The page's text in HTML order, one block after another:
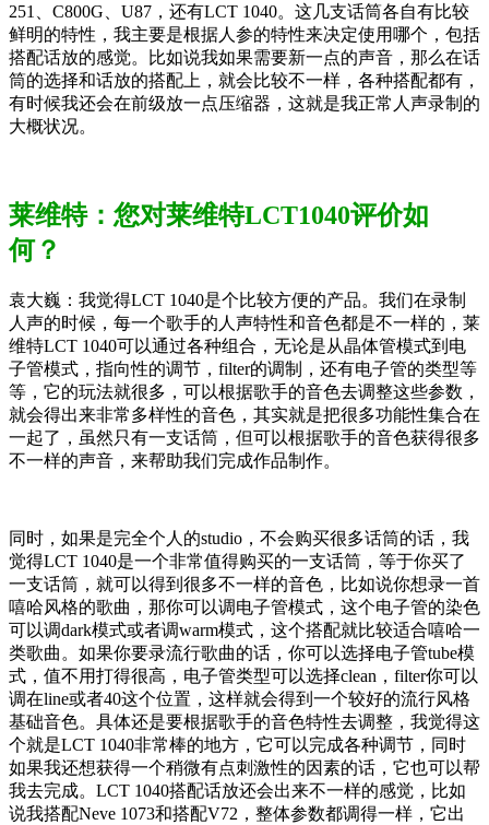
251、C800G、U87，还有LCT 1040。这几支话筒各自有比较
鲜明的特性，我主要是根据人参的特性来决定使用哪个，包括
搭配话放的感觉。比如说我如果需要新一点的声音，那么在话
筒的选择和话放的搭配上，就会比较不一样，各种搭配都有，
有时候我还会在前级放一点压缩器，这就是我正常人声录制的
大概状况。
莱维特：您对莱维特LCT1040评价如
何？
袁大巍：我觉得LCT 1040是个比较方便的产品。我们在录制
人声的时候，每一个歌手的人声特性和音色都是不一样的，莱
维特LCT 1040可以通过各种组合，无论是从晶体管模式到电
子管模式，指向性的调节，filter的调制，还有电子管的类型等
等，它的玩法就很多，可以根据歌手的音色去调整这些参数，
就会得出来非常多样性的音色，其实就是把很多功能性集合在
一起了，虽然只有一支话筒，但可以根据歌手的音色获得很多
不一样的声音，来帮助我们完成作品制作。
同时，如果是完全个人的studio，不会购买很多话筒的话，我
觉得LCT 1040是一个非常值得购买的一支话筒，等于你买了
一支话筒，就可以得到很多不一样的音色，比如说你想录一首
嘻哈风格的歌曲，那你可以调电子管模式，这个电子管的染色
可以调dark模式或者调warm模式，这个搭配就比较适合嘻哈一
类歌曲。如果你要录流行歌曲的话，你可以选择电子管tube模
式，值不用打得很高，电子管类型可以选择clean，filter你可以
调在line或者40这个位置，这样就会得到一个较好的流行风格
基础音色。具体还是要根据歌手的音色特性去调整，我觉得这
个就是LCT 1040非常棒的地方，它可以完成各种调节，同时
如果我还想获得一个稍微有点刺激性的因素的话，它也可以帮
我去完成。LCT 1040搭配话放还会出来不一样的感觉，比如
说我搭配Neve 1073和搭配V72，整体参数都调得一样，它出